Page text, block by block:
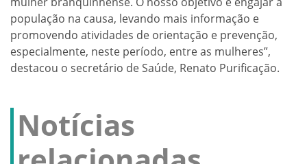
população na causa, levando mais informação e
promovendo atividades de orientação e prevenção,
especialmente, neste período, entre as mulheres”,
destacou o secretário de Saúde, Renato Purificação.
Notícias